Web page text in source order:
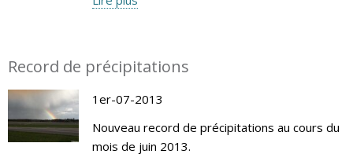
Record de précipitations
1er-07-2013
Nouveau record de précipitations au cours du
mois de juin 2013.